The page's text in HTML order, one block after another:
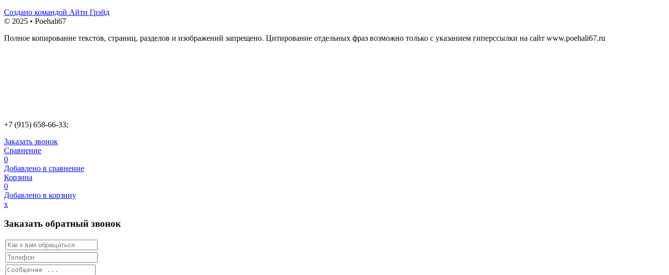
Создано командой Айти Грэйд
© 2025 • Poehali67
Полное копирование текстов, страниц, разделов и изображений запрещено. Цитирование отдельных фраз возможно только с указанием гиперссылки на сайт www.poehali67.ru
+7 (915) 658-66-33;
Заказать звонок
Сравнение
0
Добавлено в сравнение
Корзина
0
Добавлено в корзину
х
Заказать обратный звонок